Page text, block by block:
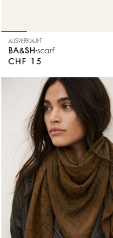
AUSVERKAUFT
BA&SH scarf
CHF 15